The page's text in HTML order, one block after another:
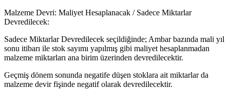
Malzeme Devri: Maliyet Hesaplanacak / Sadece Miktarlar
Devredilecek:
Sadece Miktarlar Devredilecek seçildiğinde; Ambar bazında mali yıl
sonu itibarı ile stok sayımı yapılmış gibi maliyet hesaplanmadan
malzeme miktarları ana birim üzerinden devredilecektir.
Geçmiş dönem sonunda negatife düşen stoklara ait miktarlar da
malzeme devir fişinde negatif olarak devredilecektir.